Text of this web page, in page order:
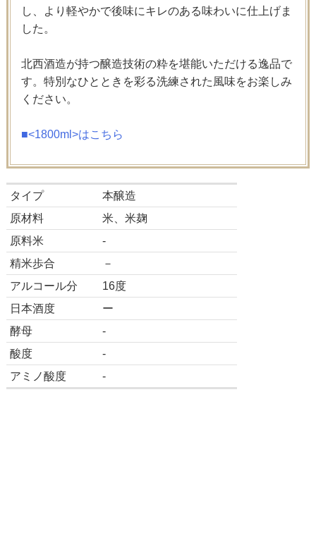
し、より軽やかで後味にキレのある味わいに仕上げま
した。
北西酒造が持つ醸造技術の粋を堪能いただける逸品で
す。特別なひとときを彩る洗練された風味をお楽しみ
ください。
■<1800ml>はこちら
タイプ
本醸造
原材料
米、米麹
原料米
-
精米歩合
－
アルコール分
16度
日本酒度
ー
酵母
-
酸度
-
アミノ酸度
-